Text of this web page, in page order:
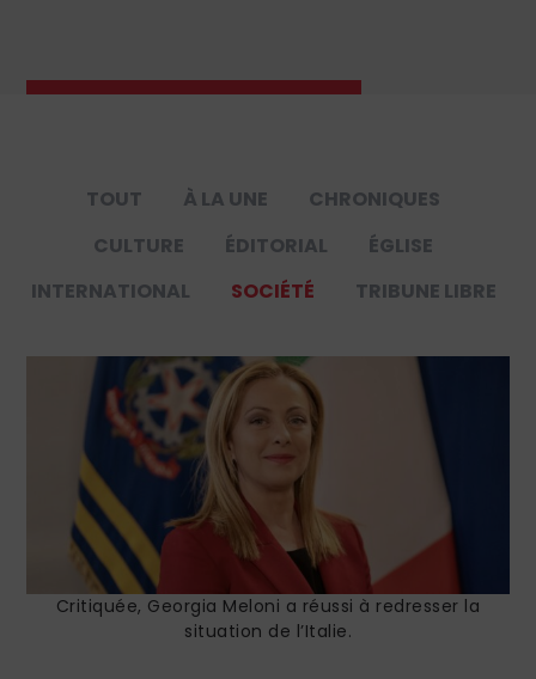
TOUT À LA UNE
CHRONIQUES
CULTURE
ÉDITORIAL
ÉGLISE
INTERNATIONAL
SOCIÉTÉ TRIBUNE LIBRE
Critiquée, Georgia Meloni a réussi à redresser la
situation de l’Italie.